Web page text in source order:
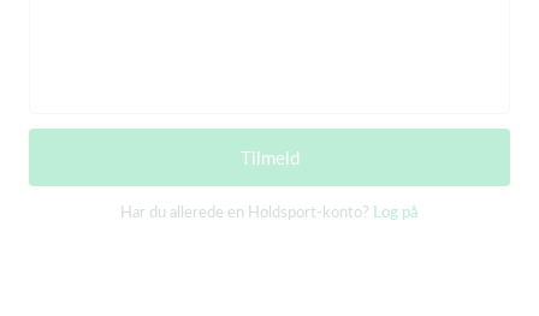
Tilmeld
Har du allerede en Holdsport-konto? Log på